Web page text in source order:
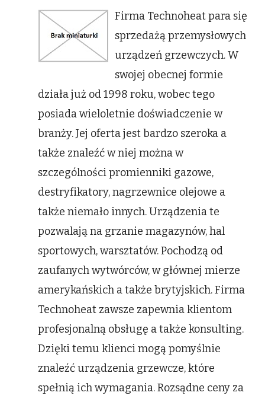
hal
sportowych
Firma Technoheat para się
sprzedażą przemysłowych
urządzeń grzewczych. W
swojej obecnej formie
działa już od 1998 roku, wobec tego
posiada wieloletnie doświadczenie w
branży. Jej oferta jest bardzo szeroka a
także znaleźć w niej można w
szczególności promienniki gazowe,
destryfikatory, nagrzewnice olejowe a
także niemało innych. Urządzenia te
pozwalają na grzanie magazynów, hal
sportowych, warsztatów. Pochodzą od
zaufanych wytwórców, w głównej mierze
amerykańskich a także brytyjskich. Firma
Technoheat zawsze zapewnia klientom
profesjonalną obsługę a także konsulting.
Dzięki temu klienci mogą pomyślnie
znaleźć urządzenia grzewcze, które
spełnią ich wymagania. Rozsądne ceny za